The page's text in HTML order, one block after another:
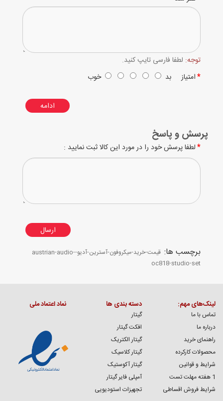
توجه: لطفا فارسی تایپ کنید.
امتیازبد خوب
ادامه
پرسش و پاسخ
لطفا پرسش خود را در مورد این کالا ثبت نمایید :
ارسال
برچسب ها:
قیمت-خرید-میکروفون-آسترین-آدیو-austrian-audio-
oc818-studio-set
لینک‌های مهم:
تماس با ما
درباره ما
راهنمای خرید
محصولات کارکرده
شرایط و قوانین
1 هفته مهلت تست
شرایط فروش اقساطی
دسته بندی ها
گیتار
افکت گیتار
گیتار الکتریک
گیتار کلاسیک
گیتار آکوستیک
آمپلی فایر گیتار
تجهیزات استودیویی
نماد اعتماد ملی